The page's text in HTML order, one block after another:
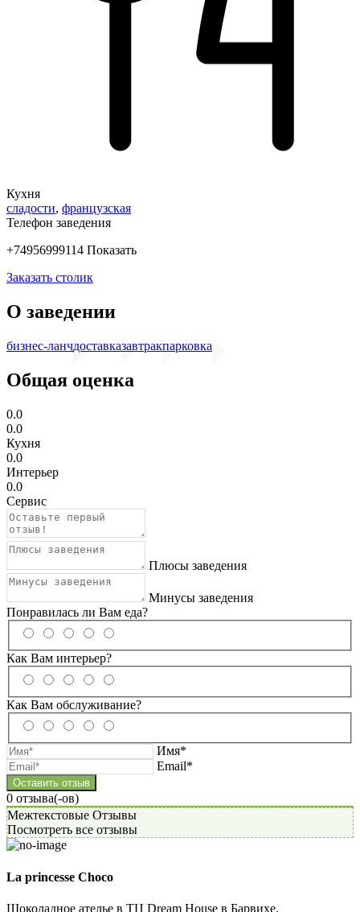
Кухня
сладости, французская
Телефон заведения
+74956999114 Показать
Заказать столик
О заведении
бизнес-ланчдоставказавтракпарковка
Общая оценка
0.0
0.0
Кухня
0.0
Интерьер
0.0
Сервис
Плюсы заведения
Минусы заведения
Понравилась ли Вам еда?
Как Вам интерьер?
Как Вам обслуживание?
Имя*
Email*
0 отзывa(-ов)
Межтекстовые Отзывы
Посмотреть все отзывы
La princesse Choco
Шоколадное ателье в ТЦ Dream House в Барвихе.